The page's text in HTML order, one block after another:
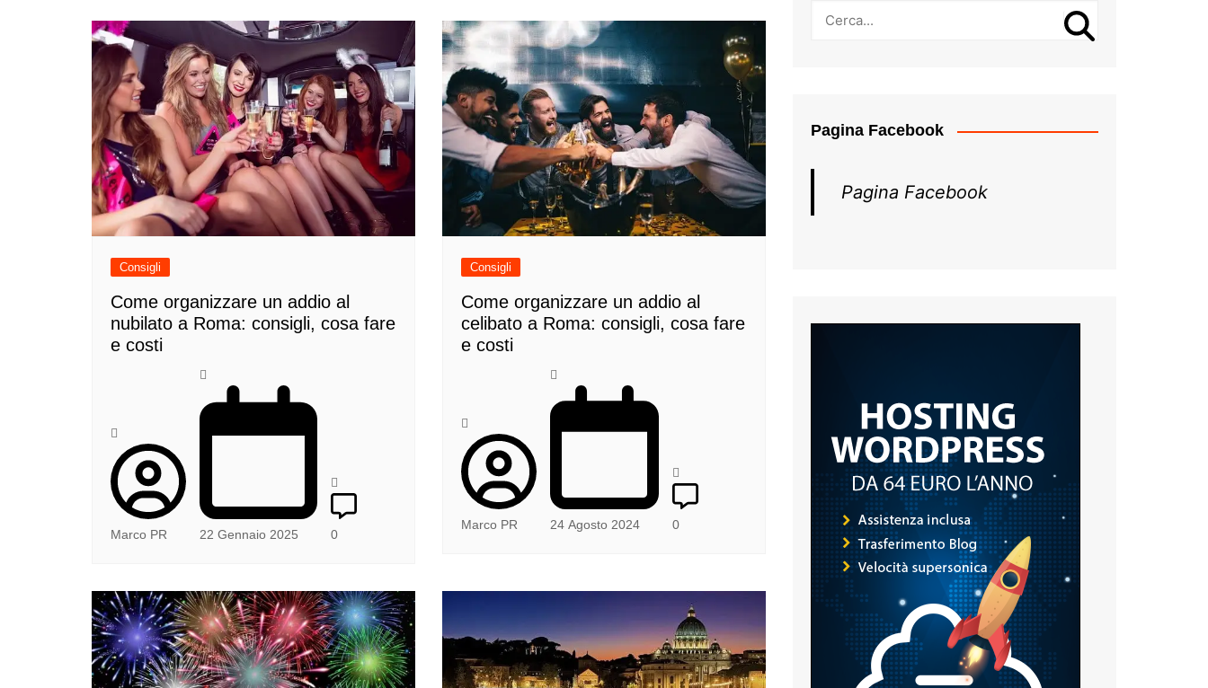
Tomorrowland
Ultra Europe Music Festival
Consigli
Come organizzare un addio al
nubilato a Roma: consigli, cosa fare
e costi
Marco PR 22 Gennaio 2025 0
Consigli
Come organizzare un addio al
celibato a Roma: consigli, cosa fare
e costi
Marco PR 24 Agosto 2024 0
Pagina Facebook
Pagina Facebook